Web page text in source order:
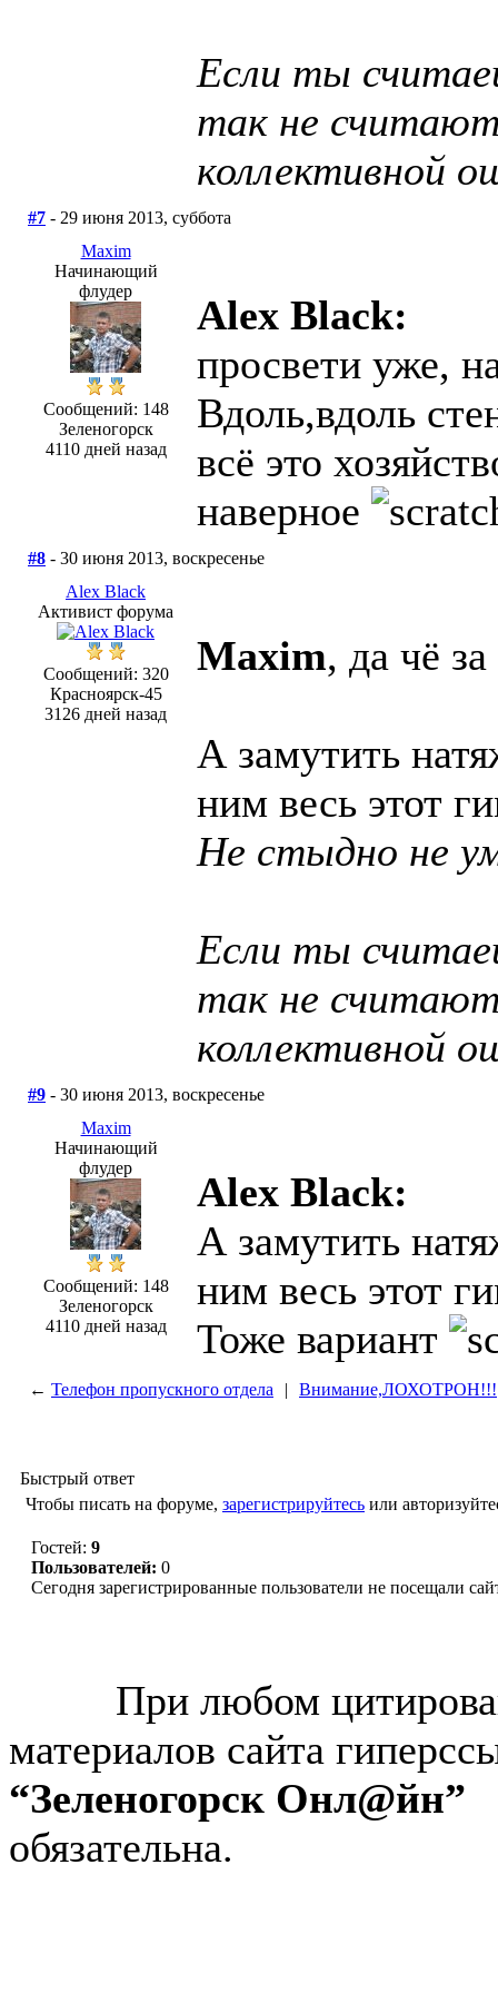
Если ты
так не
коллективной
#7 - 29 июня 2013, суббота
Maxim
Начинающий
флудер
Сообщений: 148
Зеленогорск
4110 дней назад
Alex Black:
просвети уже,
Вдоль,вдоль
всё это
наверное
#8 - 30 июня 2013, воскресенье
Alex Black
Активист форума
Сообщений: 320
Красноярск-45
3126 дней назад
Maxim, да чё
А замутить
ним весь этот
Не стыдно не
Если ты
так не
коллективной
#9 - 30 июня 2013, воскресенье
Maxim
Начинающий
флудер
Сообщений: 148
Зеленогорск
4110 дней назад
Alex Black:
А замутить
ним весь этот
Тоже вариант
← Телефон пропускного отдела | Внимание,ЛОХОТРОН!!!
Быстрый ответ
Чтобы писать на форуме, зарегистрируйтесь или
Гостей: 9
Пользователей: 0
Сегодня зарегистрированные пользователи не посещали
При любом
материалов сайта
“Зеленогорск Онл@йн”
обязательна.